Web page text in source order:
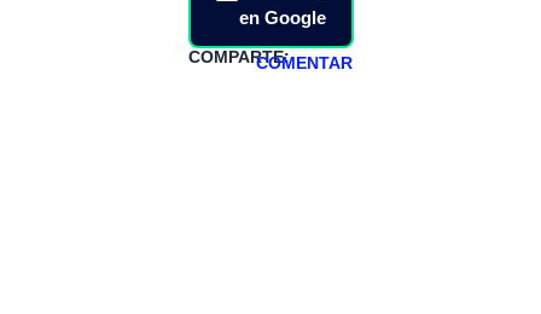
en Google
COMPARTE:COMENTAR